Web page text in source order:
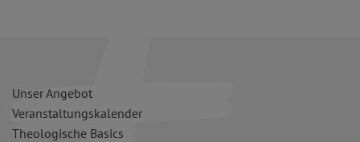
Unser Angebot
Veranstaltungskalender
Theologische Basics